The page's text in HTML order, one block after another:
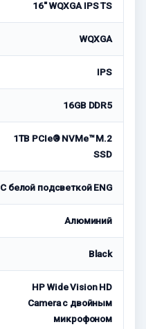
16" WQXGA IPS TS
WQXGA
IPS
16GB DDR5
1TB PCIe® NVMe™ M.2
SSD
С белой подсветкой ENG
Алюминий
Black
HP Wide Vision HD
Camera с двойным
микрофоном